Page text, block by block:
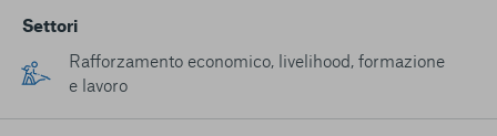
condizionare l’esperienza sulla Piattaforma e il suo
funzionamento. Premendo “Conferma le mie scelte”, la
selezione relativa ai cookie effettuata verrà salvata. Se non è
equivarrà a rifiutare tutti i cookie. Per ulteriori informazioni, è
Settori
Rafforzamento economico, livelihood, formazione
e lavoro